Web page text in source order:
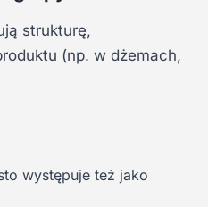
strukturę,
(np. w dżemach,
występuje też jako